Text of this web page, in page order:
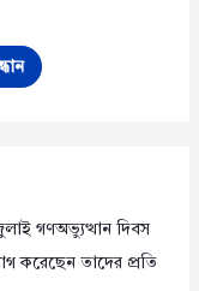
গণঅভ্যুত্থান দিবস
করেছেন তাদের প্রতি